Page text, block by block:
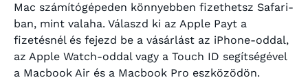
Mac számítógépeden könnyebben fizethetsz Safari-
ban, mint valaha. Válaszd ki az Apple Payt a
fizetésnél és fejezd be a vásárlást az iPhone-oddal,
az Apple Watch-oddal vagy a Touch ID segítségével
a Macbook Air és a Macbook Pro eszközödön.